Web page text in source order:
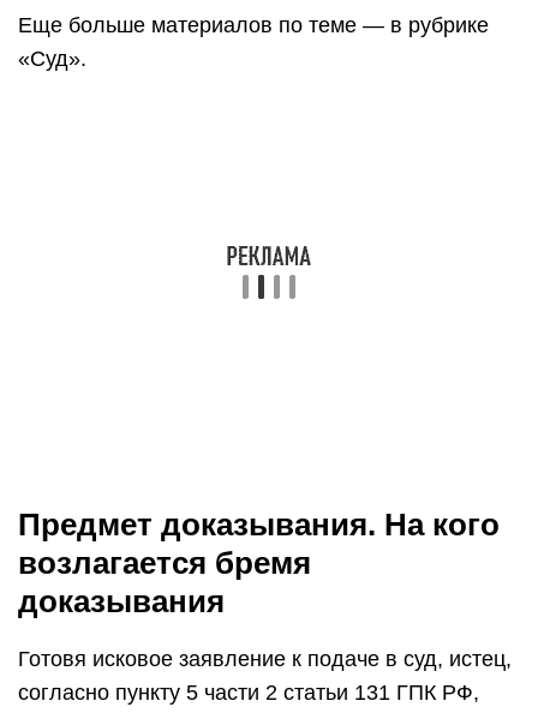
Еще больше материалов по теме — в рубрике
«Суд».
Предмет доказывания. На кого
возлагается бремя
доказывания
Готовя исковое заявление к подаче в суд, истец,
согласно пункту 5 части 2 статьи 131 ГПК РФ,